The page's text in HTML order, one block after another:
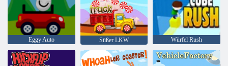
Eggy Auto Süßer LKW Würfel Rush